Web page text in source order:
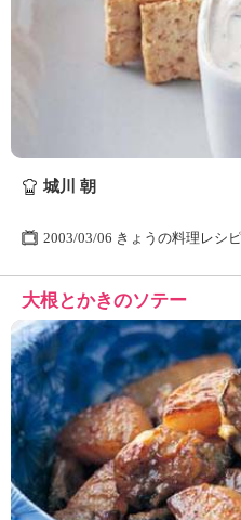
城川 朝
2003/03/06 きょうの料理レシピ
大根とかきのソテー